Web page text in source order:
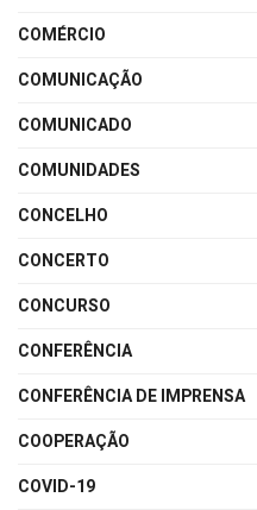
COMÉRCIO
COMUNICAÇÃO
COMUNICADO
COMUNIDADES
CONCELHO
CONCERTO
CONCURSO
CONFERÊNCIA
CONFERÊNCIA DE IMPRENSA
COOPERAÇÃO
COVID-19